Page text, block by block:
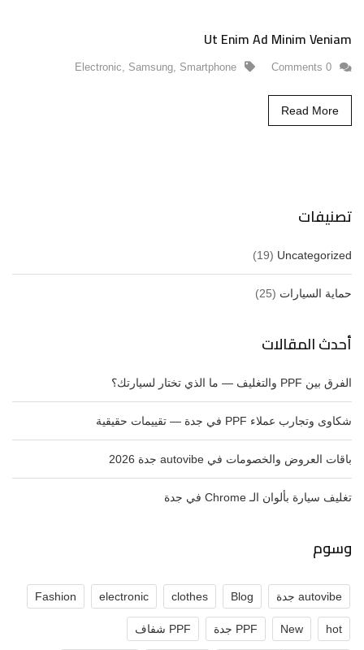
تصنيفات
Uncategorized
(19)
حماية السيارات (25)
أحدث المقالات
الفرق بين PPF والتغليف — ما الذي تختار لسيارتك؟
شكاوى وتجارب عملاء PPF في جدة — تقييمات حقيقية
باقات العروض والخصومات في autovibe جدة 2026
تغليف سيارة بألوان الـ Chrome في جدة
وسوم
autovibe جدة Blog
clothes
electronic
Fashion
hot
New PPF جدة PPF شفاف
Ut Enim Ad Minim Veniam
0 Comments
Electronic, Samsung, Smartphone
Read More